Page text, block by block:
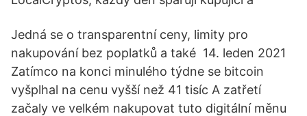
Jedná se o transparentní ceny, limity pro
nakupování bez poplatků a také 14. leden 2021
Zatímco na konci minulého týdne se bitcoin
vyšplhal na cenu vyšší než 41 tisíc A zatřetí
začaly ve velkém nakupovat tuto digitální měnu